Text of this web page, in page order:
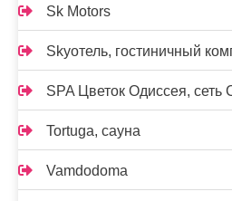
Sk Motors
Skyотель, гостиничный
SPA Цветок Одиссея,
Tortuga, сауна
Vamdodoma